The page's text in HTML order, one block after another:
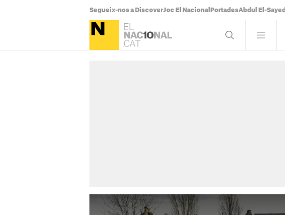
Segueix-nos a DiscoverJoc El Nacional PortadesAbdul El-Sayed